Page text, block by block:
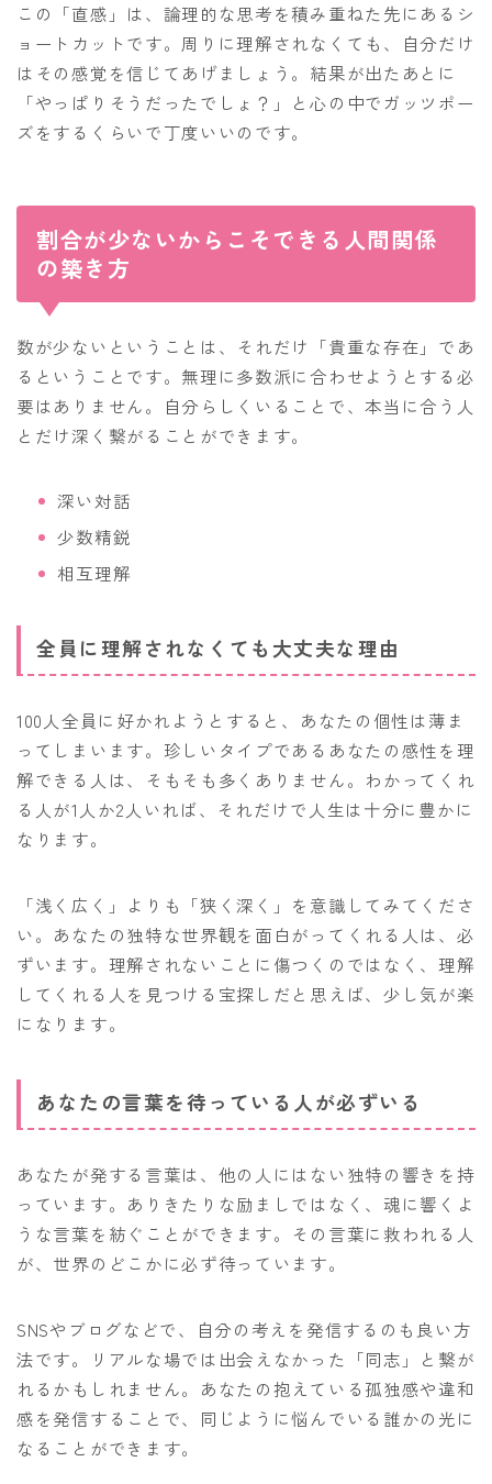
この「直感」は、論理的な思考を積み重ねた先にあるシ
ョートカットです。周りに理解されなくても、自分だけ
はその感覚を信じてあげましょう。結果が出たあとに
「やっぱりそうだったでしょ？」と心の中でガッツポー
ズをするくらいで丁度いいのです。
割合が少ないからこそできる人間関係
の築き方
数が少ないということは、それだけ「貴重な存在」であ
るということです。無理に多数派に合わせようとする必
要はありません。自分らしくいることで、本当に合う人
とだけ深く繋がることができます。
深い対話
少数精鋭
相互理解
全員に理解されなくても大丈夫な理由
100人全員に好かれようとすると、あなたの個性は薄ま
ってしまいます。珍しいタイプであるあなたの感性を理
解できる人は、そもそも多くありません。わかってくれ
る人が1人か2人いれば、それだけで人生は十分に豊かに
なります。
「浅く広く」よりも「狭く深く」を意識してみてくださ
い。あなたの独特な世界観を面白がってくれる人は、必
ずいます。理解されないことに傷つくのではなく、理解
してくれる人を見つける宝探しだと思えば、少し気が楽
になります。
あなたの言葉を待っている人が必ずいる
あなたが発する言葉は、他の人にはない独特の響きを持
っています。ありきたりな励ましではなく、魂に響くよ
うな言葉を紡ぐことができます。その言葉に救われる人
が、世界のどこかに必ず待っています。
SNSやブログなどで、自分の考えを発信するのも良い方
法です。リアルな場では出会えなかった「同志」と繋が
れるかもしれません。あなたの抱えている孤独感や違和
感を発信することで、同じように悩んでいる誰かの光に
なることができます。